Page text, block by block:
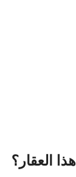
العقار؟